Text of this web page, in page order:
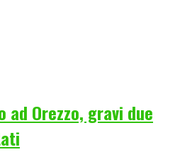
Orezzo, gravi due